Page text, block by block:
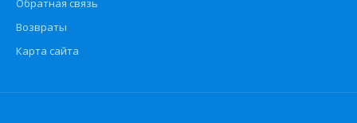
Обратная связь
Возвраты
Карта сайта